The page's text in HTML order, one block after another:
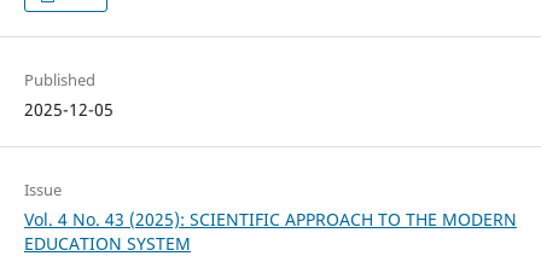
Published
2025-12-05
Issue
Vol. 4 No. 43 (2025): SCIENTIFIC APPROACH TO THE MODERN
EDUCATION SYSTEM